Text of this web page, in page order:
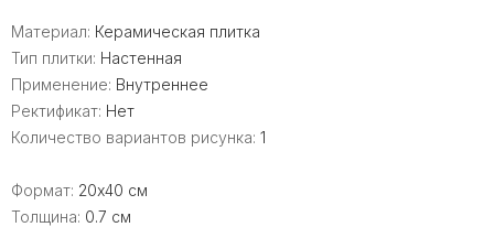
Материал: Керамическая плитка
Тип плитки: Настенная
Применение: Внутреннее
Ректификат: Нет
Количество вариантов рисунка: 1
Формат: 20x40 см
Толщина: 0.7 см